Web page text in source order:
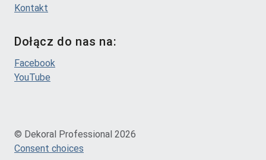
Kontakt
Dołącz do nas na:
Facebook
YouTube
© Dekoral Professional 2026
Consent choices